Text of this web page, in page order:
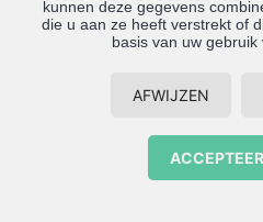
Showroom/Winkel
ma
© 2026 Installatiebedrijf P. Buist –
kunnen deze gegevens
die u aan ze heeft verstrekt of
basis van uw
AFWIJZEN